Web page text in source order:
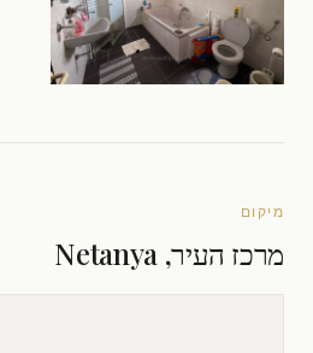
מיקום
מרכז העיר, Netanya